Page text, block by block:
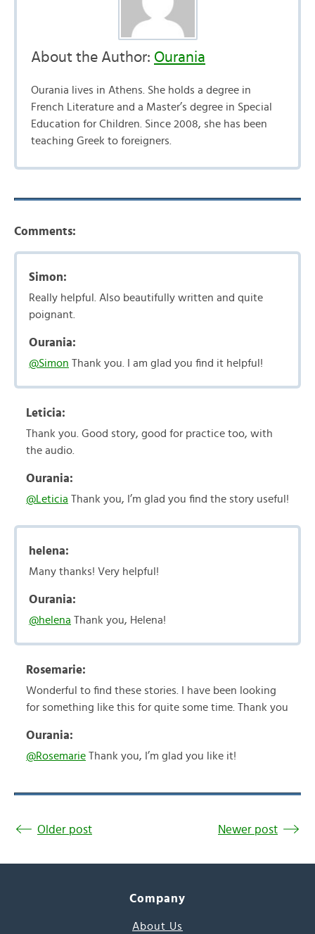
About the Author: Ourania
Ourania lives in Athens. She holds a degree in
French Literature and a Master’s degree in Special
Education for Children. Since 2008, she has been
teaching Greek to foreigners.
Comments:
Simon:
Really helpful. Also beautifully written and quite
poignant.
Ourania:
@Simon Thank you. I am glad you find it helpful!
Leticia:
Thank you. Good story, good for practice too, with
the audio.
Ourania:
@Leticia Thank you, I’m glad you find the story useful!
helena:
Many thanks! Very helpful!
Ourania:
@helena Thank you, Helena!
Rosemarie:
Wonderful to find these stories. I have been looking
for something like this for quite some time. Thank you
Ourania:
@Rosemarie Thank you, I’m glad you like it!
Older post Newer post
Company
About Us